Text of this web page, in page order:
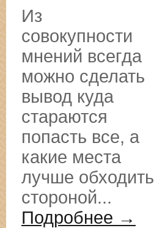
Из
совокупности
мнений всегда
можно сделать
вывод куда
стараются
попасть все, а
какие места
лучше обходить
стороной...
Подробнее →